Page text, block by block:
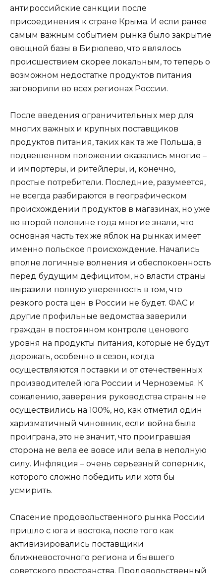
антироссийские санкции после
присоединения к стране Крыма. И если ранее
самым важным событием рынка было закрытие
овощной базы в Бирюлево, что являлось
происшествием скорее локальным, то теперь о
возможном недостатке продуктов питания
заговорили во всех регионах России.
После введения ограничительных мер для
многих важных и крупных поставщиков
продуктов питания, таких как та же Польша, в
подвешенном положении оказались многие –
и импортеры, и ритейлеры, и, конечно,
простые потребители. Последние, разумеется,
не всегда разбираются в географическом
происхождении продуктов в магазинах, но уже
во второй половине года многие знали, что
основная часть тех же яблок на рынках имеет
именно польское происхождение. Начались
вполне логичные волнения и обеспокоенность
перед будущим дефицитом, но власти страны
выразили полную уверенность в том, что
резкого роста цен в России не будет. ФАС и
другие профильные ведомства заверили
граждан в постоянном контроле ценового
уровня на продукты питания, которые не будут
дорожать, особенно в сезон, когда
осуществляются поставки и от отечественных
производителей юга России и Черноземья. К
сожалению, заверения руководства страны не
осуществились на 100%, но, как отметил один
харизматичный чиновник, если война была
проиграна, это не значит, что проигравшая
сторона не вела ее вовсе или вела в неполную
силу. Инфляция – очень серьезный соперник,
которого сложно победить или хотя бы
усмирить.
Спасение продовольственного рынка России
пришло с юга и востока, после того как
активизировались поставщики
ближневосточного региона и бывшего
советского пространства. Продовольственный